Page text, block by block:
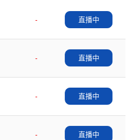
-
直播中
-
直播中
-
直播中
-
直播中